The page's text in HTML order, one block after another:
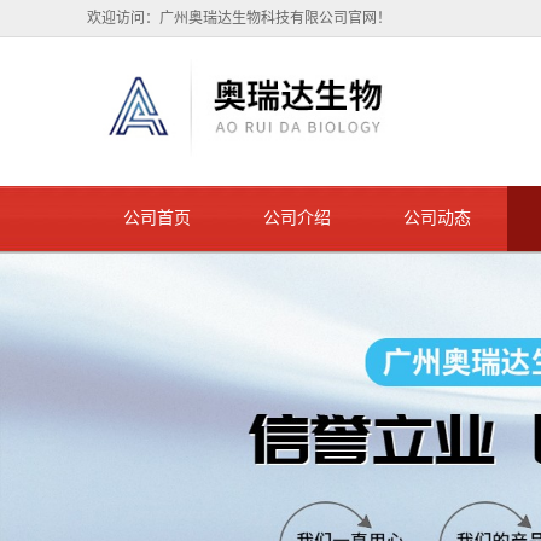
欢迎访问：广州奥瑞达生物科技有限公司官网！
公司首页 公司介绍 公司动态